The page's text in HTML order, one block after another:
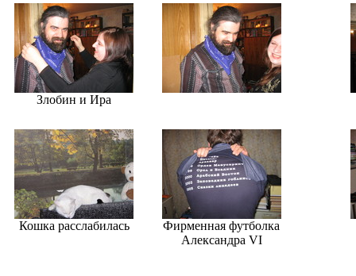
Злобин и Ира
Кошка расслабилась
Фирменная футболка
Александра VI